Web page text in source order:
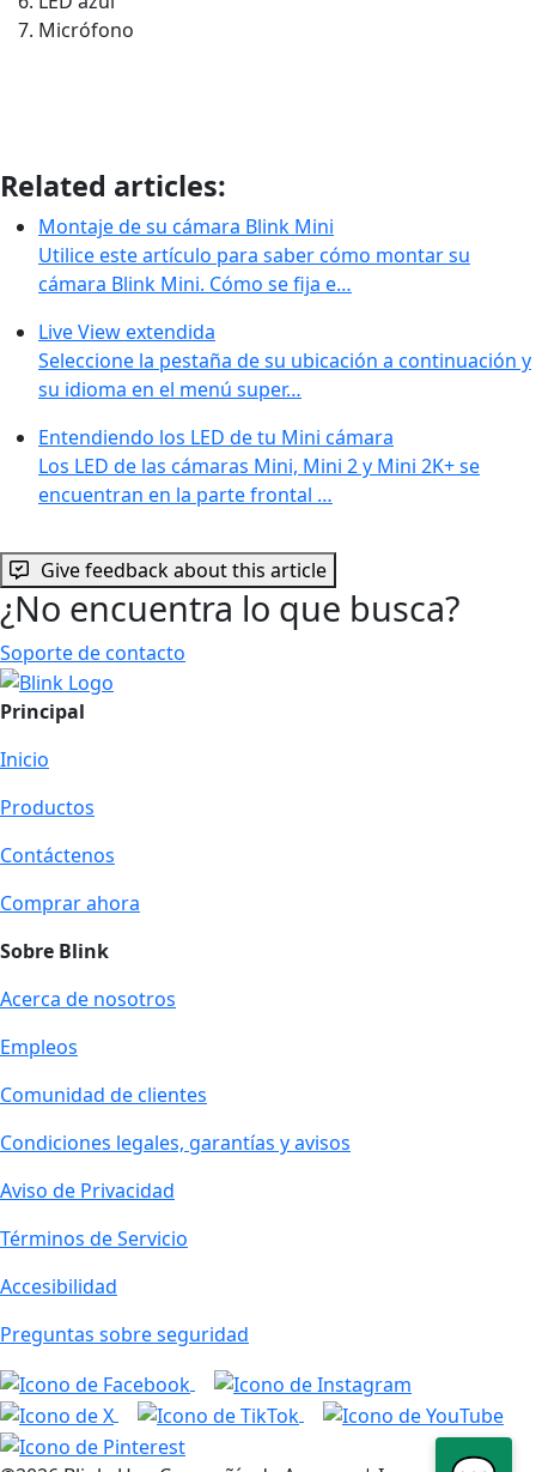
Micrófono
Related articles:
Montaje de su cámara Blink Mini
Utilice este artículo para saber cómo montar su
cámara Blink Mini. Cómo se fija e…
Live View extendida
Seleccione la pestaña de su ubicación a continuación y
su idioma en el menú super…
Entendiendo los LED de tu Mini cámara
Los LED de las cámaras Mini, Mini 2 y Mini 2K+ se
encuentran en la parte frontal …
Give feedback about this article
¿No encuentra lo que busca?
Soporte de contacto
Principal
Inicio
Productos
Contáctenos
Comprar ahora
Sobre Blink
Acerca de nosotros
Empleos
Comunidad de clientes
Condiciones legales, garantías y avisos
Aviso de Privacidad
Términos de Servicio
Accesibilidad
Preguntas sobre seguridad